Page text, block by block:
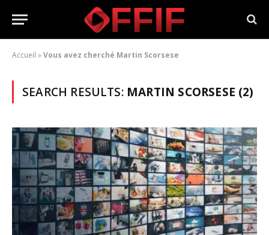
Accueil »Vous avez cherché Martin Scorsese
SEARCH RESULTS: MARTIN SCORSESE (2)